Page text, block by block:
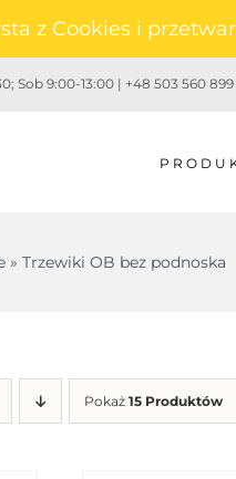
Sob 9:00-13:00 | +48 503 560
» Trzewiki OB bez podnoska
Pokaż 15 Produktów
z Cookies i